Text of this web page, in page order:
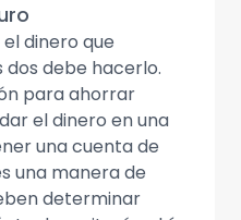
dinero que
dos debe hacerlo.
para ahorrar
el dinero en una
una cuenta de
una manera de
determinar